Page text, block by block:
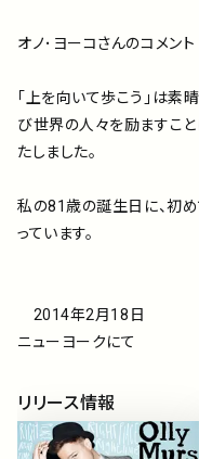
オノ･ヨーコさんのコメント
｢上を向いて歩こう｣は素晴
び世界の人々を励ますこ
たしました。
私の81歳の誕生日に、初
っています。
2014年2月18日
ニューヨークにて
リリース情報